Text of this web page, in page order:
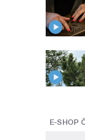
E-SHOP